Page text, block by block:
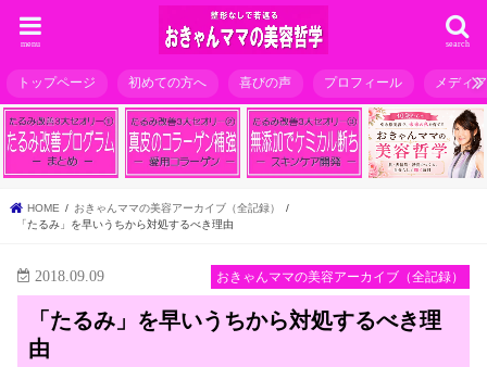
search
menu
トップページ 初めての方へ 喜びの声 プロフィール メディ
HOME
おきゃんママの美容アーカイブ（全記録）
「たるみ」を早いうちから対処するべき理由
おきゃんママの美容アーカイブ（全記録）
2018.09.09
「たるみ」を早いうちから対処するべき理
由